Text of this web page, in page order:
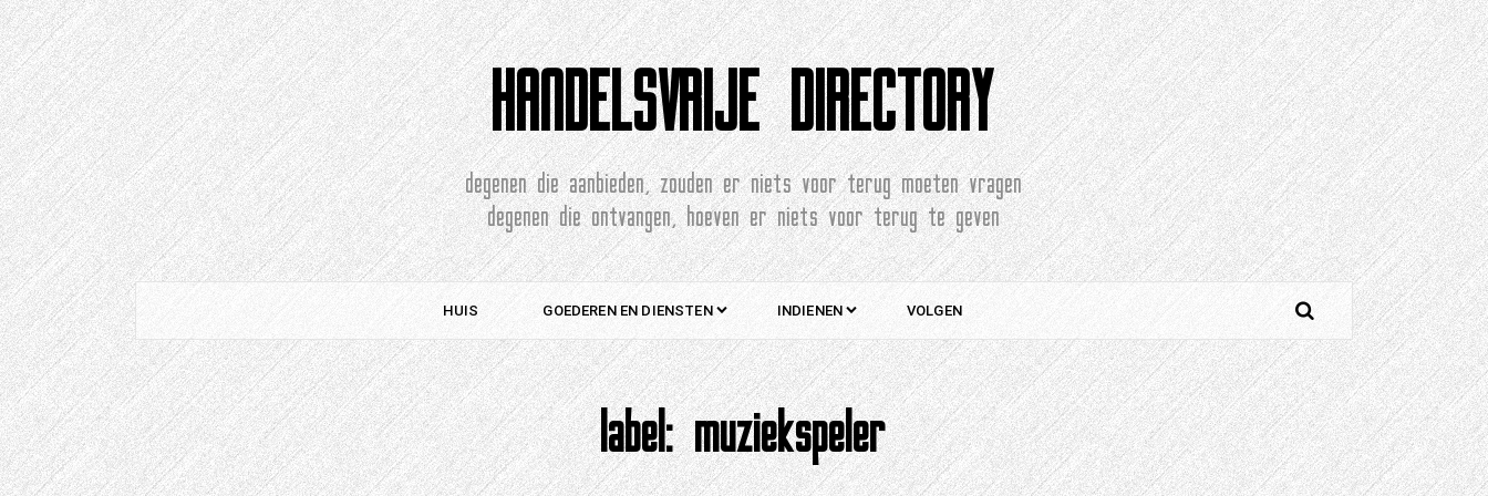
Doorgaan
naar
artikel
HANDELSVRIJE DIRECTORY
degenen die aanbieden, zouden er niets voor terug moeten vragen
degenen die ontvangen, hoeven er niets voor terug te geven
HUIS GOEDEREN EN DIENSTEN INDIENEN VOLGEN
label:muziekspeler